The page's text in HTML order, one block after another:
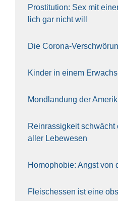
Pro­sti­tu­ti­on: Sex mit
lich gar nicht will
Die Coro­na-
Kin­der in einem
Mond­lan­dung der
Rein­ras­sig­keit schwächt
aller Lebe­we­sen
Homo­pho­bie: Angst von
Fleisch­essen ist eine